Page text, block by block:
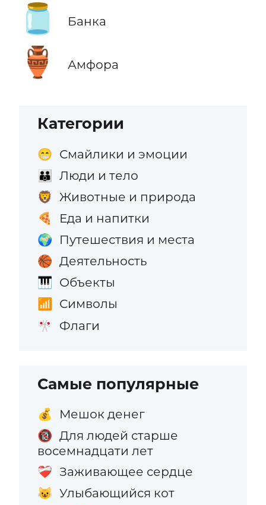
🫙 Банка
🏺 Амфора
Категории
😁 Смайлики и эмоции
👪 Люди и тело
🦁 Животные и природа
🍕 Еда и напитки
🌍 Путешествия и места
🏀 Деятельность
🎹 Объекты
📶 Символы
🎌 Флаги
Самые популярные
💰 Мешок денег
🔞 Для людей старше
восемнадцати лет
❤️‍🩹 Заживающее сердце
😺 Улыбающийся кот